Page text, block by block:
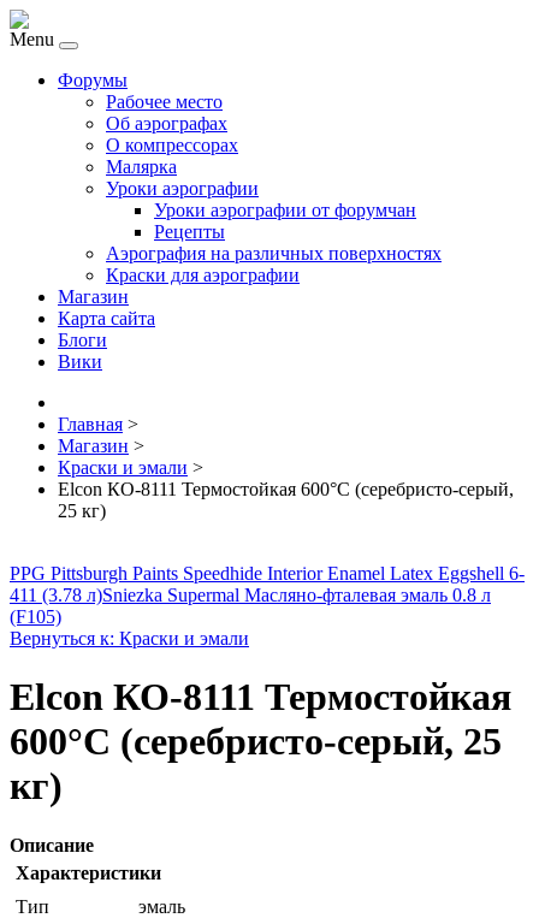
Menu
Форумы
Рабочее место
Об аэрографах
О компрессорах
Малярка
Уроки аэрографии
Уроки аэрографии от форумчан
Рецепты
Аэрография на различных поверхностях
Краски для аэрографии
Магазин
Карта сайта
Блоги
Вики
Главная >
Магазин >
Краски и эмали >
Elcon КО-8111 Термостойкая 600°C (серебристо-серый,
25 кг)
PPG Pittsburgh Paints Speedhide Interior Enamel Latex Eggshell 6-
411 (3.78 л)Sniezka Supermal Масляно-фталевая эмаль 0.8 л
(F105)
Вернуться к: Краски и эмали
Elcon КО-8111 Термостойкая
600°C (серебристо-серый, 25
кг)
Описание
Характеристики
Тип
эмаль